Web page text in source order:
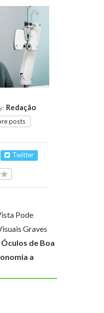
Redação
posts
Twitter
Pode
Graves
de Boa
a